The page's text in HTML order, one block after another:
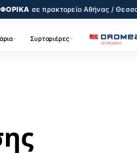
σε πρακτορείοΑθήνας /
Συρταριέρες